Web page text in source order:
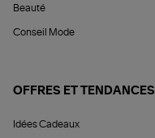
Beauté
Conseil Mode
OFFRES ET TENDANCES
Idées Cadeaux